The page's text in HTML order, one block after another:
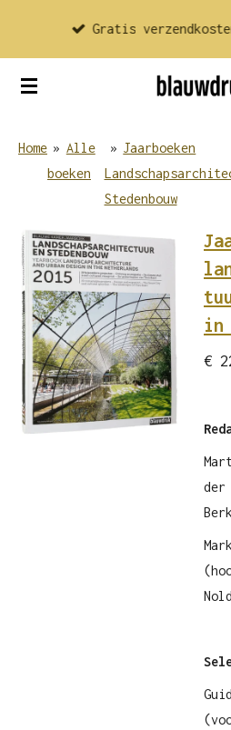
de
Gratis
Home » Alle
boeken
» Jaarboeken
Stedenbouw
in
€